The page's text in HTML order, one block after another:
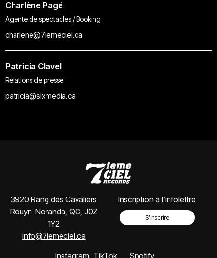
Charlène Pagé
Agente de spectacles / Booking
charlene@7iemeciel.ca
Patricia Clavel
Relations de presse
patricia@sixmedia.ca
3920 Rang des Cavaliers
Rouyn-Noranda, QC, J0Z
1Y2
info@7iemeciel.ca
Inscription à l’infolettre
S’inscrire
Instagram TikTok Spotify